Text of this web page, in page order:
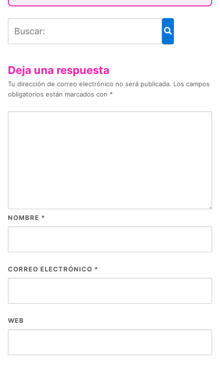
Deja una respuesta
Tu dirección de correo electrónico no será publicada. Los campos
obligatorios están marcados con *
NOMBRE *
CORREO ELECTRÓNICO *
WEB